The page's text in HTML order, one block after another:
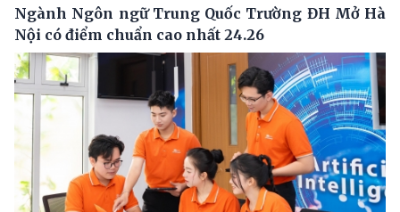
Ngành Ngôn ngữ Trung Quốc Trường ĐH Mở Hà
Nội có điểm chuẩn cao nhất 24.26